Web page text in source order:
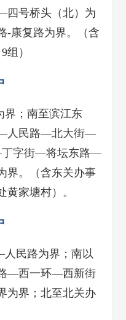
号桥头（北）为
-康复路为界。（含
）
；南至滨江东
人民路—北大街—
字街—将坛东路—
界。（含东关办事
家塘村）。
民路为界；南以
—西一环—西新街
为界；北至北关办